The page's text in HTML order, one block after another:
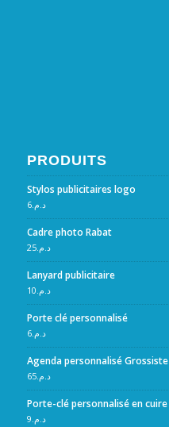
PRODUITS
Stylos publicitaires logo
د.م.6
Cadre photo Rabat
د.م.25
Lanyard publicitaire
د.م. 10
Porte clé personnalisé
د.م.6
Agenda personnalisé Grossiste
د.م.65
Porte-clé personnalisé en cuire
د.م. 9